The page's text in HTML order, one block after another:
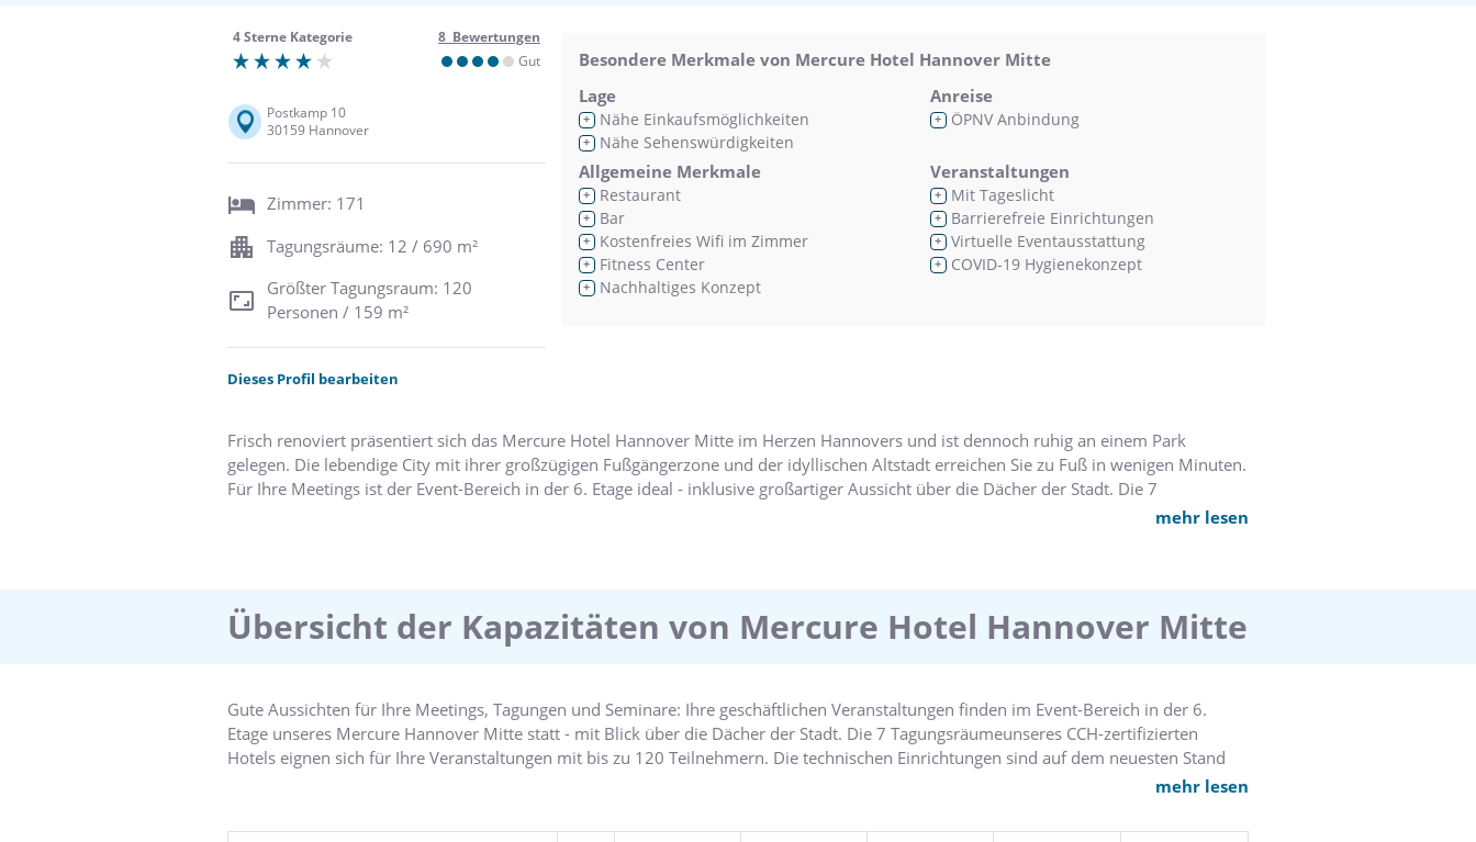
4 Sterne Kategorie
8 Bewertungen
Gut
Postkamp 10
30159 Hannover
Zimmer: 171
Tagungsräume: 12 / 690 m²
Größter Tagungsraum: 120
Personen / 159 m²
Dieses Profil bearbeiten
Besondere Merkmale von Mercure Hotel Hannover Mitte
Lage
+ Nähe Einkaufsmöglichkeiten
+ Nähe Sehenswürdigkeiten
Anreise
+ ÖPNV Anbindung
Allgemeine Merkmale
+ Restaurant
+ Bar
+ Kostenfreies Wifi im Zimmer
+ Fitness Center
+ Nachhaltiges Konzept
Veranstaltungen
+ Mit Tageslicht
+ Barrierefreie Einrichtungen
+ Virtuelle Eventausstattung
+ COVID-19 Hygienekonzept
Frisch renoviert präsentiert sich das Mercure Hotel Hannover Mitte im Herzen Hannovers und ist dennoch ruhig an einem Park
gelegen. Die lebendige City mit ihrer großzügigen Fußgängerzone und der idyllischen Altstadt erreichen Sie zu Fuß in wenigen Minuten.
Für Ihre Meetings ist der Event-Bereich in der 6. Etage ideal - inklusive großartiger Aussicht über die Dächer der Stadt. Die 7
mehr lesen
Übersicht der Kapazitäten von Mercure Hotel Hannover Mitte
Gute Aussichten für Ihre Meetings, Tagungen und Seminare: Ihre geschäftlichen Veranstaltungen finden im Event-Bereich in der 6.
Etage unseres Mercure Hannover Mitte statt - mit Blick über die Dächer der Stadt. Die 7 Tagungsräumeunseres CCH-zertifizierten
Hotels eignen sich für Ihre Veranstaltungen mit bis zu 120 Teilnehmern. Die technischen Einrichtungen sind auf dem neuesten Stand
und werden regelmäßig geprüft. Alle Räume verfügen über kostenloses Wi-Fi sowie DSL. VielTageslicht sorgt für eine angenehme
Unterstützung verlassen - wir berücksichtigen selbstverständlich gern Ihre Wünsche
mehr lesen